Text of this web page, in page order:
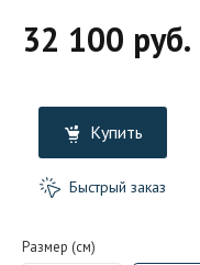
32 100 руб.
Купить
Быстрый заказ
Размер (см)